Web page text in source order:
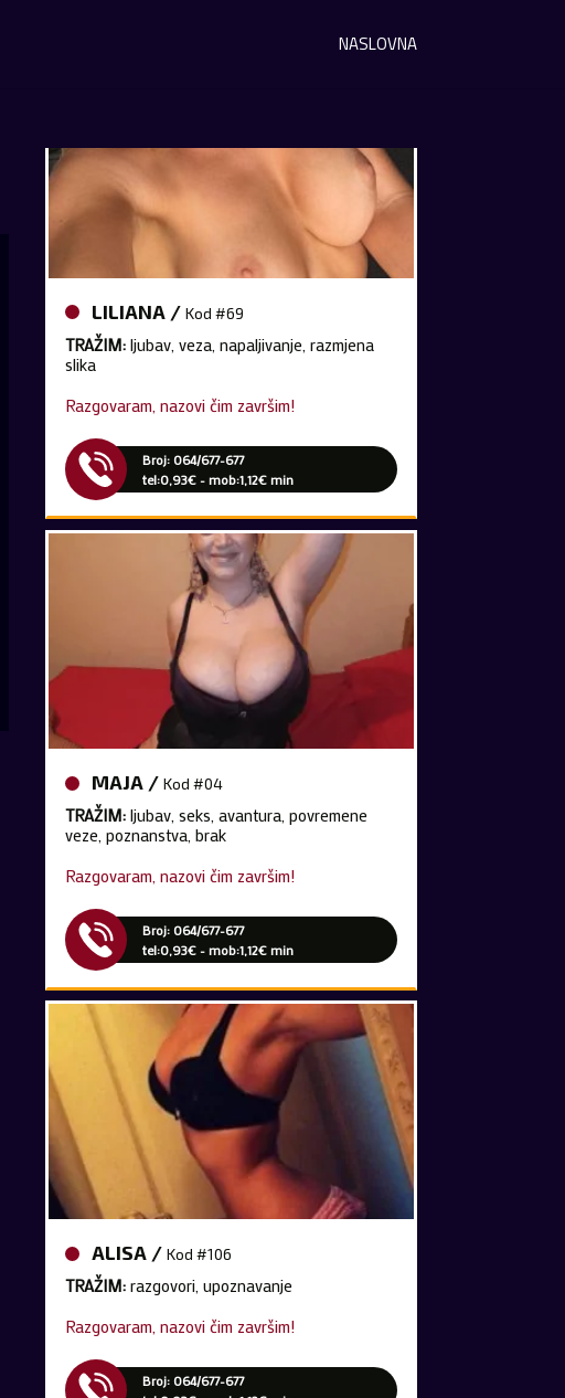
NASLOVNA
TRAŽIM:ljubav, veza, napaljivanje, razmjena
slika
tel:0,93€ - mob:1,12€ min
TRAŽIM:ljubav, seks, avantura, povremene
veze, poznanstva, brak
tel:0,93€ - mob:1,12€ min
TRAŽIM:razgovori, upoznavanje
tel:0,93€ - mob:1,12€ min